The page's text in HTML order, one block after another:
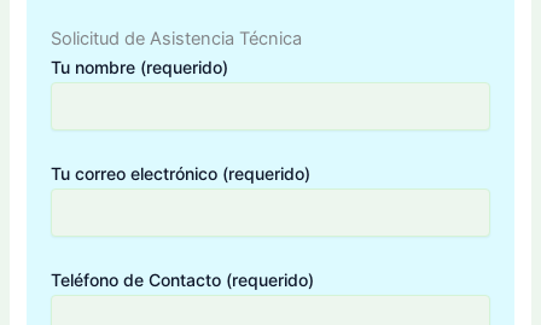
Solicitud de Asistencia Técnica
Tu nombre (requerido)
Tu correo electrónico (requerido)
Teléfono de Contacto (requerido)